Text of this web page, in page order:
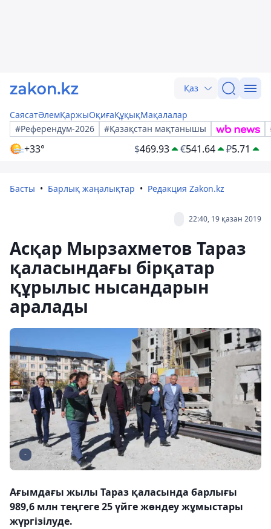
Қаз
СаясатӘлемҚаржыОқиғаҚұқықМақалалар
#Референдум-2026
#Қазақстан мақтанышы
+33° $469.93 €541.64 ₽5.71
Басты Барлық жаңалықтар Редакция Zakon.kz
22:40, 19 қазан 2019
Асқар Мырзахметов Тараз
қаласындағы бірқатар
құрылыс нысандарын
аралады
-
Ағымдағы жылы Тараз қаласында барлығы
989,6 млн теңгеге 25 үйге жөндеу жұмыстары
жүргізілуде.